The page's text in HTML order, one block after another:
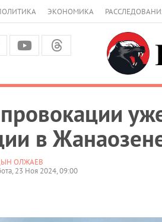
ЭКОНОМИКА
в
ОЛЖАЕВ
23 Ноя 2024, 09:00